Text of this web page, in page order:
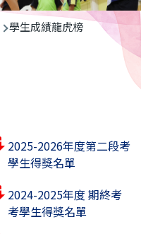
學生成績龍虎榜
2025-2026年度第二段考
學生得獎名單
2024-2025年度 期終考
考學生得獎名單